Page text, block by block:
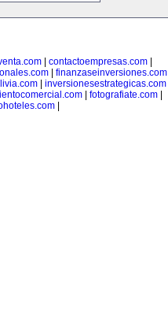
contactoempresas.com
finanzaseinversiones.com
| inversionesestrategicas.com|
| fotografiate.com|
|